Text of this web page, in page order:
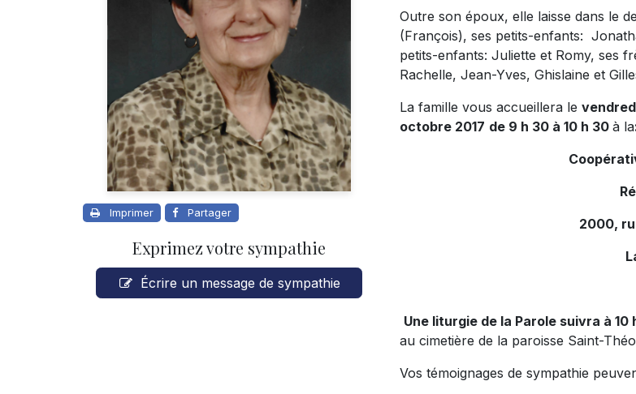
Imprimer Partager
Exprimez votre sympathie
Écrire un message de sympathie
Outre son époux, elle laisse dans le
(François), ses petits-enfants:
petits-enfants: Juliette et Romy, ses
Rachelle, Jean-Yves, Ghislaine et
La famille vous accueillera le
octobre 2017 de 9 h 30 à 10 h 30 à la
2000,
Une liturgie de la Parole suivra à
au cimetière de la paroisse Saint-
Vos témoignages de sympathie